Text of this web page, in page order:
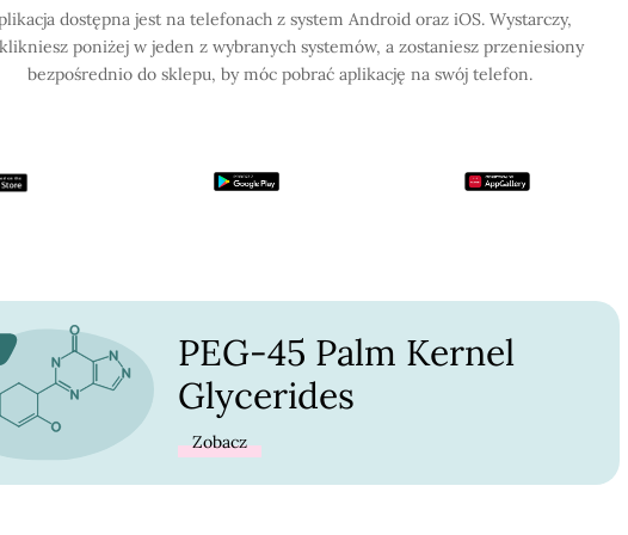
dostępna jest na telefonach z system Android oraz iOS. Wystarczy,
poniżej w jeden z wybranych systemów, a zostaniesz przeniesiony
bezpośrednio do sklepu, by móc pobrać aplikację na swój telefon.
PEG-45 Palm Kernel
Glycerides
Zobacz